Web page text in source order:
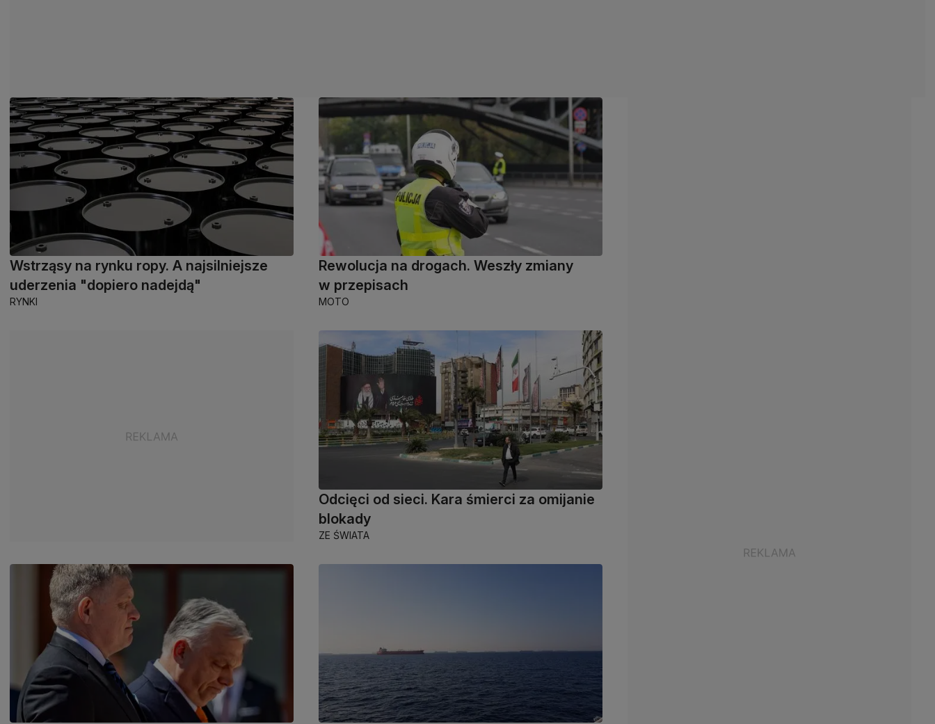
Wstrząsy na rynku ropy. A najsilniejsze
uderzenia "dopiero nadejdą"
RYNKI
Rewolucja na drogach. Weszły zmiany
w przepisach
MOTO
Odcięci od sieci. Kara śmierci za omijanie
blokady
ZE ŚWIATA